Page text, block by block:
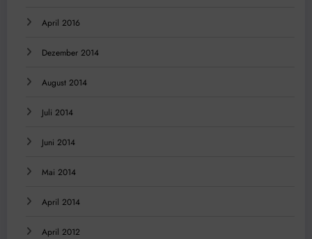
April 2016
Dezember 2014
August 2014
Juli 2014
Juni 2014
Mai 2014
April 2014
April 2012